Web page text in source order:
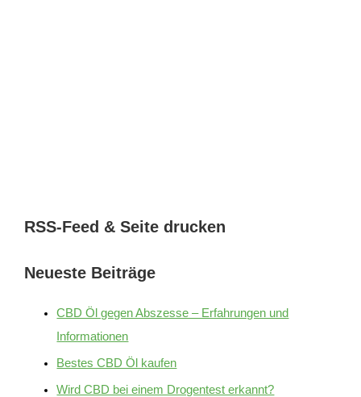
RSS-Feed & Seite drucken
Neueste Beiträge
CBD Öl gegen Abszesse – Erfahrungen und
Informationen
Bestes CBD Öl kaufen
Wird CBD bei einem Drogentest erkannt?